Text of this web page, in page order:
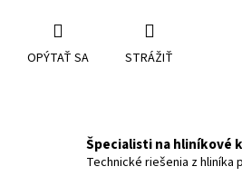
OPÝTAŤ SA STRÁŽIŤ
Špecialisti na hliníkové
Technické riešenia z